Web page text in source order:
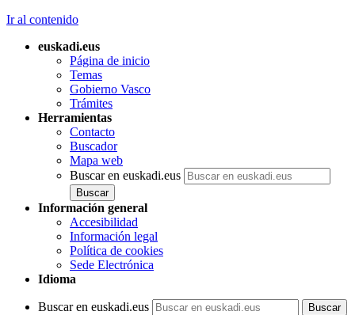
Ir al contenido
euskadi.eus
Página de inicio
Temas
Gobierno Vasco
Trámites
Herramientas
Contacto
Buscador
Mapa web
Buscar en euskadi.eus
Información general
Accesibilidad
Información legal
Política de cookies
Sede Electrónica
Idioma
Buscar en euskadi.eus